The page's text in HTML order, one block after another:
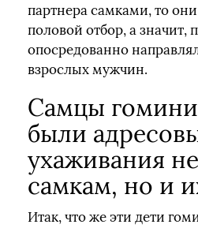
партнера самками, то
половой отбор, а значит,
опосредованно
взрослых мужчин.
Самцы
были
ухаживания
самкам, но и
Итак, что же эти дети